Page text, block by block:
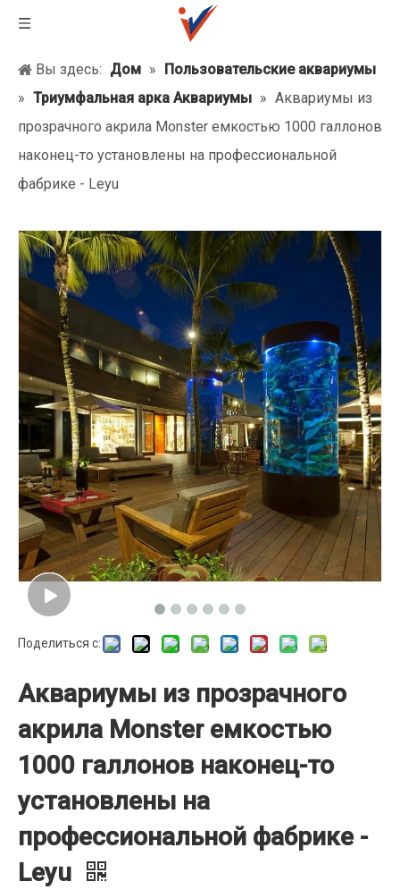
Вы здесь: Дом » Пользовательские аквариумы
» Триумфальная арка Аквариумы » Аквариумы из
прозрачного акрила Monster емкостью 1000 галлонов
наконец-то установлены на профессиональной
фабрике - Leyu
Поделиться с:
Аквариумы из прозрачного
акрила Monster емкостью
1000 галлонов наконец-то
установлены на
профессиональной фабрике -
Leyu